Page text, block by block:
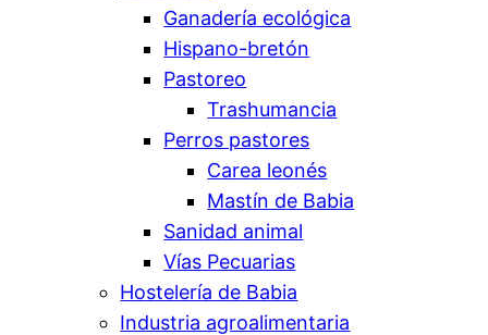
Ganadería ecológica
Hispano-bretón
Pastoreo
Trashumancia
Perros pastores
Carea leonés
Mastín de Babia
Sanidad animal
Vías Pecuarias
Hostelería de Babia
Industria agroalimentaria